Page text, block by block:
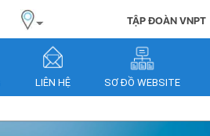
TẬP ĐOÀN VNPT
LIÊN HỆ SƠ ĐỒ WEBSITE